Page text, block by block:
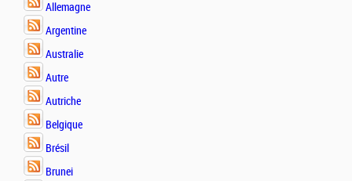
Allemagne
Argentine
Australie
Autre
Autriche
Belgique
Brésil
Brunei